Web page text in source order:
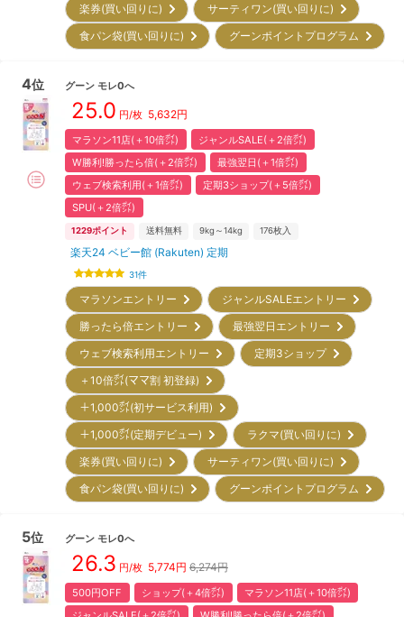
楽券(買い回りに)
サーティワン(買い回りに)
食パン袋(買い回りに)
グーンポイントプログラム
4位 グーン モレ0へ
25.0 円/枚 5,632円
マラソン11店(＋10倍㌽)
ジャンルSALE(＋2倍㌽)
W勝利!勝ったら倍(＋2倍㌽)
最強翌日(＋1倍㌽)
ウェブ検索利用(＋1倍㌽)
定期3ショップ(＋5倍㌽)
SPU(＋2倍㌽)
1229ポイント 送料無料 9kg～14kg 176枚入
楽天24 ベビー館 (Rakuten) 定期
31件
マラソンエントリー
ジャンルSALEエントリー
勝ったら倍エントリー
最強翌日エントリー
ウェブ検索利用エントリー
定期3ショップ
＋10倍㌽(ママ割 初登録)
＋1,000㌽(初サービス利用)
＋1,000㌽(定期デビュー)
ラクマ(買い回りに)
楽券(買い回りに)
サーティワン(買い回りに)
食パン袋(買い回りに)
グーンポイントプログラム
5位 グーン モレ0へ
26.3 円/枚 5,774円 6,274円
500円OFF ショップ(＋4倍㌽)
マラソン11店(＋10倍㌽)